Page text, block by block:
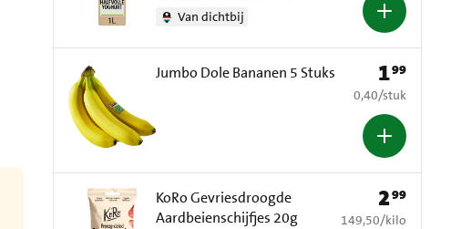
Van dichtbij
Jumbo Dole Bananen 5 Stuks Prijs: € 1,99
199
€ 0,40 per stuk
0,40/stuk
KoRo Gevriesdroogde
Aardbeienschijfjes 20g
Prijs: € 2,99
299
€ 149,50 per kilo
149,50/kilo